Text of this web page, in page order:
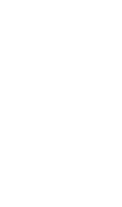
2.0